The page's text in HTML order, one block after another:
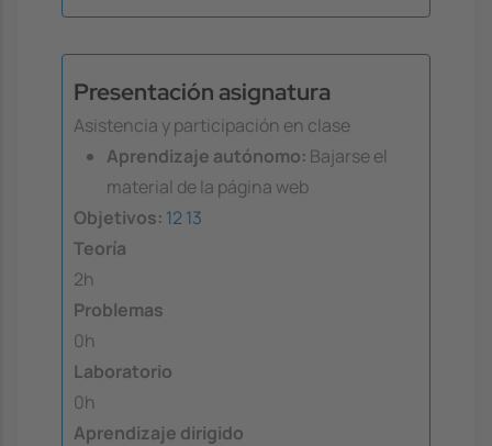
Presentación asignatura
Asistencia y participación en clase
Aprendizaje autónomo: Bajarse el
material de la página web
Objetivos: 1213
Teoría
2h
Problemas
0h
Laboratorio
0h
Aprendizaje dirigido